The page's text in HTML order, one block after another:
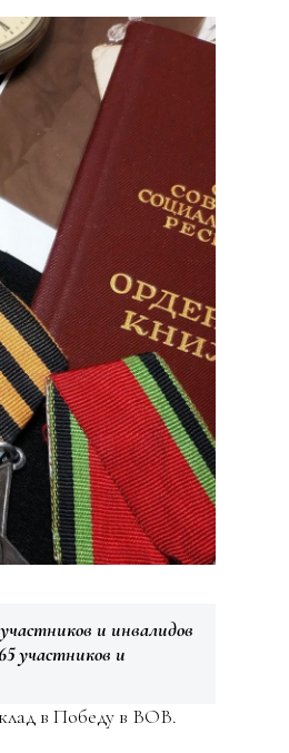
и инвалидов
участников и
в Победу в ВОВ.